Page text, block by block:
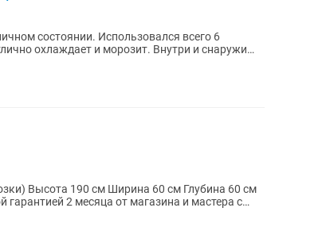
состоянии. Использовался всего 6
охлаждает и морозит. Внутри и снаружи
60 см
2 месяца от магазина и мастера с